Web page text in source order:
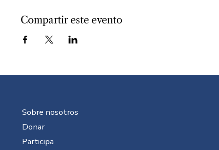
Compartir este evento
Sobre nosotros
Donar
Participa